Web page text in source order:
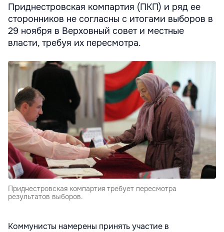
Приднестровская компартия (ПКП) и ряд ее
сторонников не согласны с итогами выборов в
29 ноября в Верховный совет и местные
власти, требуя их пересмотра.
Приднестровская компартия требует пересмотра
результатов выборов.
Коммунисты намерены принять участие в